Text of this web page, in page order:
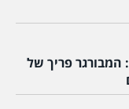
המבורגר פריך של